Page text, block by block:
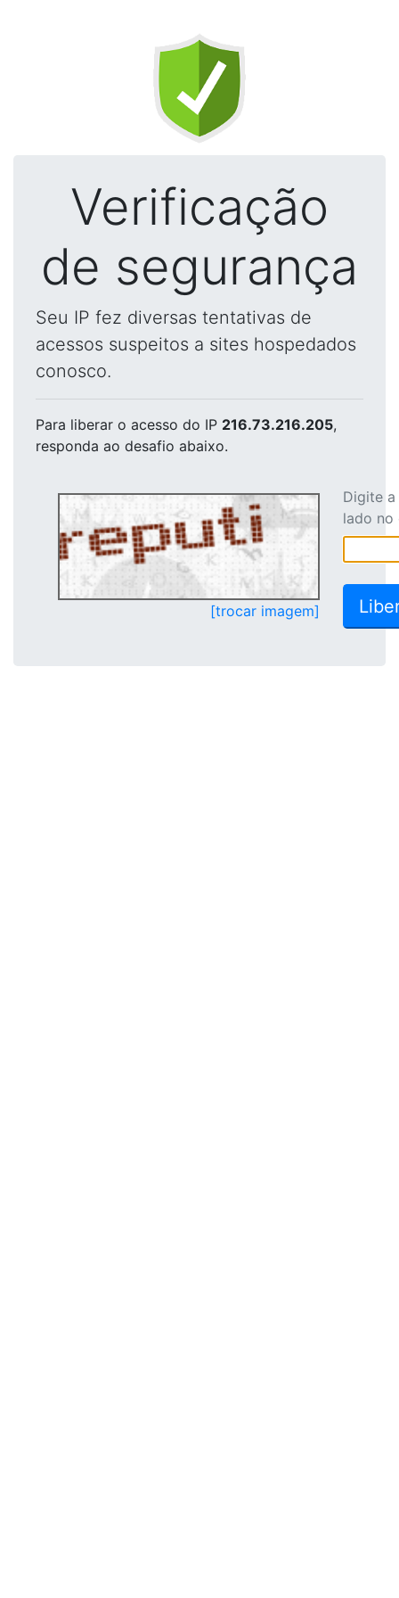
Verificação
de segurança
Seu IP fez diversas tentativas de
acessos suspeitos a sites hospedados
conosco.
Para liberar o acesso do IP 216.73.216.205,
responda ao desafio abaixo.
[trocar imagem]
Digite
lado no